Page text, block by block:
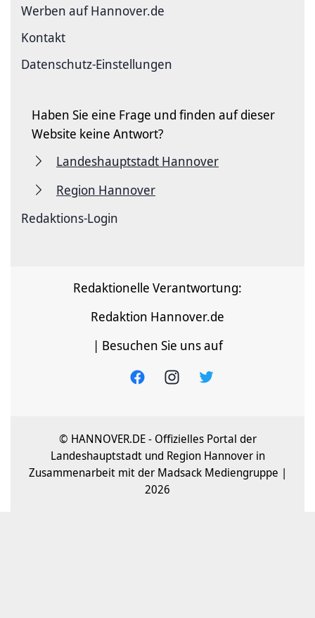
Werben auf Hannover.de
Kontakt
Datenschutz-Einstellungen
Haben Sie eine Frage und finden auf dieser
Website keine Antwort?
Landeshauptstadt Hannover
Region Hannover
Redaktions-Login
Redaktionelle Verantwortung:
Redaktion Hannover.de
| Besuchen Sie uns auf
© HANNOVER.DE - Offizielles Portal der
Landeshauptstadt und Region Hannover in
Zusammenarbeit mit der Madsack Mediengruppe |
2026